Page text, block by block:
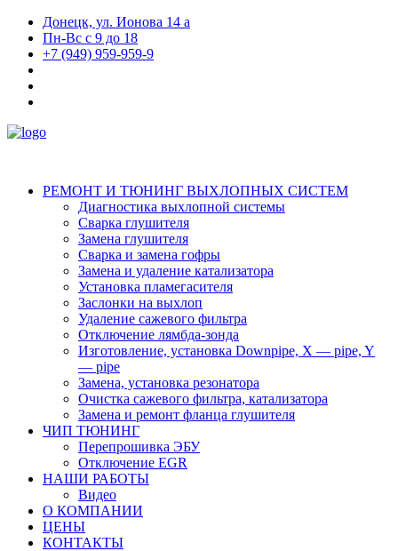
Донецк, ул. Ионова 14 а
Пн-Вс с 9 до 18
+7 (949) 959-959-9
РЕМОНТ И ТЮНИНГ ВЫХЛОПНЫХ СИСТЕМ
Диагностика выхлопной системы
Сварка глушителя
Замена глушителя
Сварка и замена гофры
Замена и удаление катализатора
Установка пламегасителя
Заслонки на выхлоп
Удаление сажевого фильтра
Отключение лямбда-зонда
Изготовление, установка Downpipe, X — pipe, Y
— pipe
Замена, установка резонатора
Очистка сажевого фильтра, катализатора
Замена и ремонт фланца глушителя
ЧИП ТЮНИНГ
Перепрошивка ЭБУ
Отключение EGR
НАШИ РАБОТЫ
Видео
О КОМПАНИИ
ЦЕНЫ
КОНТАКТЫ